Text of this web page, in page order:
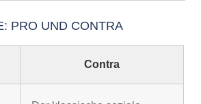
PRO UND CONTRA
Contra